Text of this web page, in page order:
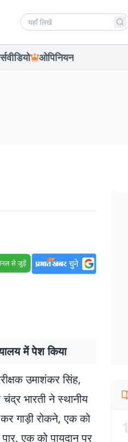
Search news
वीडियो ओपिनियन
में पेश किया
उमाशंकर सिंह,
भारती ने स्थानीय
गाड़ी रोकने, एक को
पार, एक को पायदान पर
1